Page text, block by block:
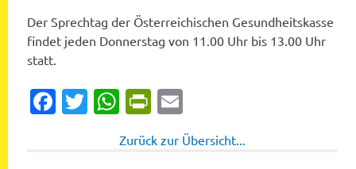
Der Sprechtag der Österreichischen Gesundheitskasse
findet jeden Donnerstag von 11.00 Uhr bis 13.00 Uhr
statt.
Facebook
Twitter
WhatsApp
PrintFriendly
Zurück zur Übersicht...